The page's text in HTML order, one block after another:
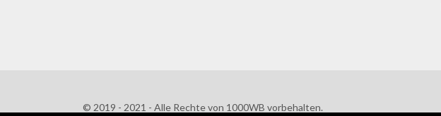
© 2019 - 2021 - Alle Rechte von 1000WB vorbehalten.